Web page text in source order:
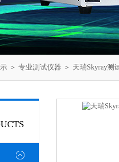
＞ 专业测试仪器 ＞ 天瑞Skyray测